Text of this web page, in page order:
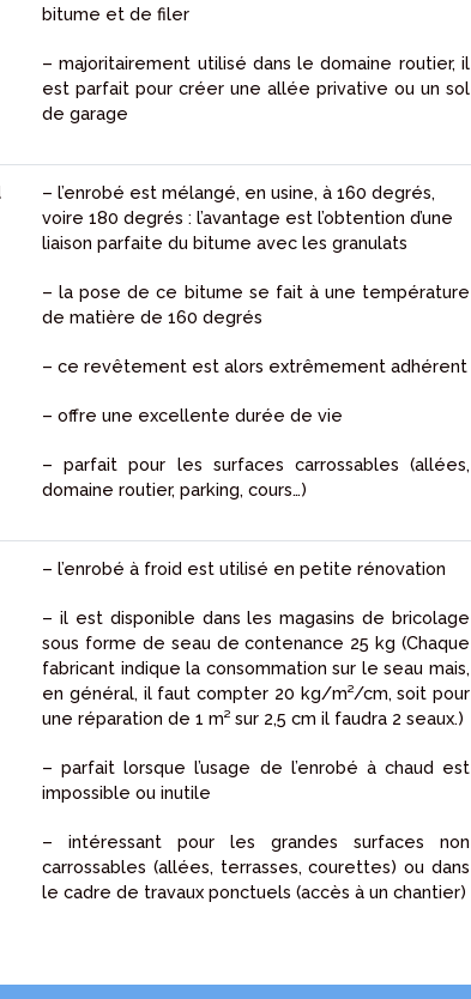
bitume et de filer
– majoritairement utilisé dans le domaine routier, il
est parfait pour créer une allée privative ou un sol
de garage
– l’enrobé est mélangé, en usine, à 160 degrés,
voire 180 degrés : l’avantage est l’obtention d’une
liaison parfaite du bitume avec les granulats
– la pose de ce bitume se fait à une température
de matière de 160 degrés
– ce revêtement est alors extrêmement adhérent
– offre une excellente durée de vie
– parfait pour les surfaces carrossables (allées,
domaine routier, parking, cours…)
– l’enrobé à froid est utilisé en petite rénovation
– il est disponible dans les magasins de bricolage
sous forme de seau de contenance 25 kg (Chaque
fabricant indique la consommation sur le seau mais,
en général, il faut compter 20 kg/m²/cm, soit pour
une réparation de 1 m² sur 2,5 cm il faudra 2 seaux.)
– parfait lorsque l’usage de l’enrobé à chaud est
impossible ou inutile
– intéressant pour les grandes surfaces non
carrossables (allées, terrasses, courettes) ou dans
le cadre de travaux ponctuels (accès à un chantier)